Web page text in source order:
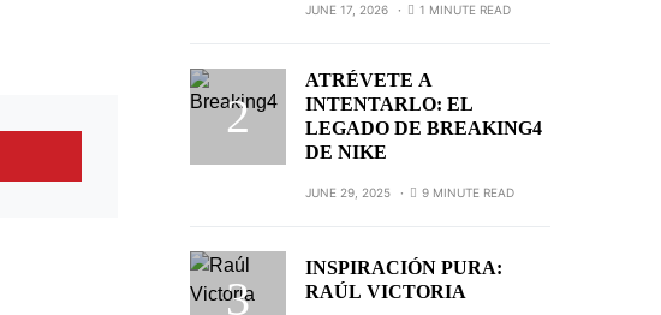
JUNE 17, 2026 1 MINUTE READ
ATRÉVETE A
INTENTARLO: EL
LEGADO DE BREAKING4
DE NIKE
JUNE 29, 2025 9 MINUTE READ
INSPIRACIÓN PURA:
RAÚL VICTORIA